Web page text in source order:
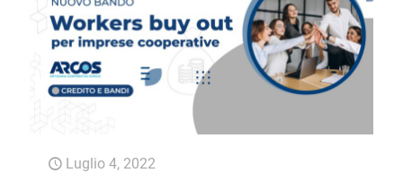
Luglio 4, 2022